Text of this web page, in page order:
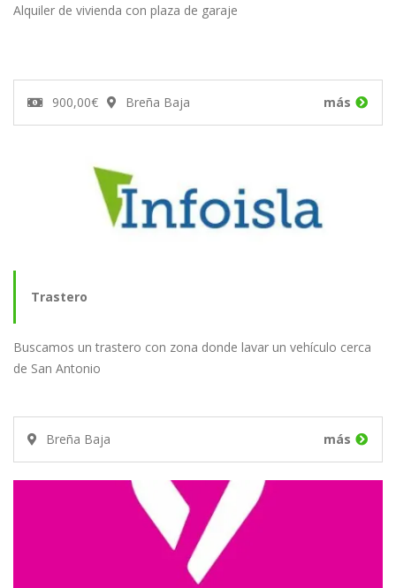
Alquiler de vivienda con plaza de garaje
900,00€ Breña Baja más
Trastero
Buscamos un trastero con zona donde lavar un vehículo cerca
de San Antonio
Breña Baja más